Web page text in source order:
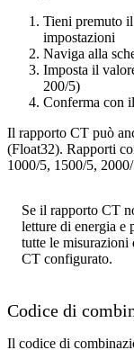
Tieni premuto il
impostazioni
Naviga alla
Imposta il
200/5)
Conferma con
Il rapporto CT può
(Float32). Rapporti
1000/5, 1500/5,
Se il rapporto CT
letture di energia e
tutte le misurazioni
CT configurato.
Codice di
Il codice di